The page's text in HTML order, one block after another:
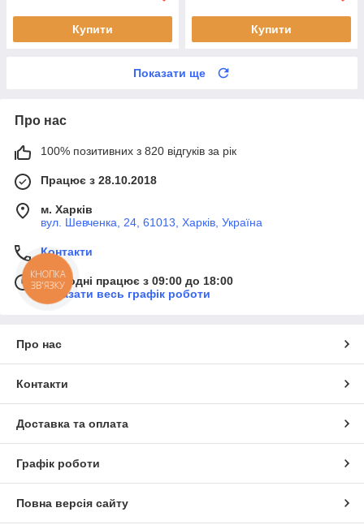
Купити Купити
Показати ще
Про нас
100% позитивних з 820 відгуків за рік
Працює з 28.10.2018
м. Харків
вул. Шевченка, 24, 61013, Харків, Україна
Контакти
Сьогодні працює з 09:00 до 18:00
Показати весь графік роботи
Про нас
Контакти
Доставка та оплата
Графік роботи
Повна версія сайту
КНОПКА
ЗВ'ЯЗКУ